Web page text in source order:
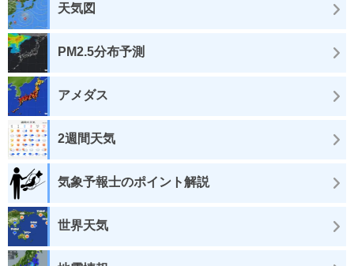
天気図
PM2.5分布予測
アメダス
2週間天気
気象予報士のポイント解説
世界天気